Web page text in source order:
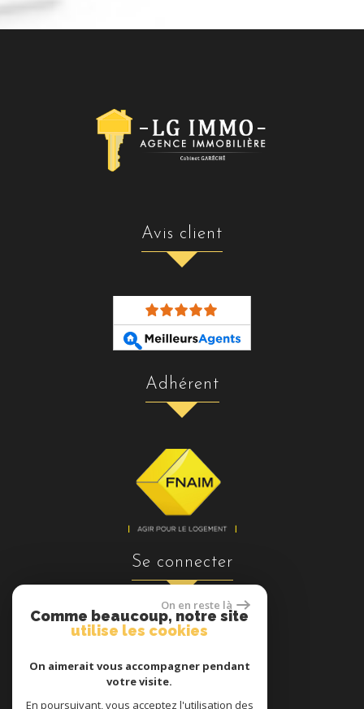
avis client
adhérent
se connecter
On en reste là
Comme beaucoup, notre site
utilise les cookies
On aimerait vous accompagner pendant
votre visite.
En poursuivant, vous acceptez l'utilisation des